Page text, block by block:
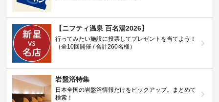
【ニフティ温泉 百名湯2026】
行ってみたい施設に投票してプレゼントを当てよう！
（全10回開催 / 合計260名様）
岩盤浴特集
日本全国の岩盤浴情報だけをピックアップ。まとめて
検索！